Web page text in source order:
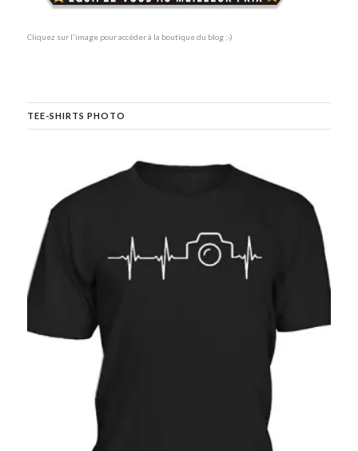
Cliquez sur l'image pour accéder à la boutique du blog ;-)
TEE-SHIRTS PHOTO